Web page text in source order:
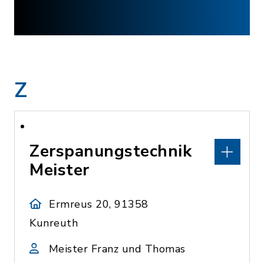
Z
Zerspanungstechnik
Meister
Ermreus 20, 91358
Kunreuth
Meister Franz und Thomas